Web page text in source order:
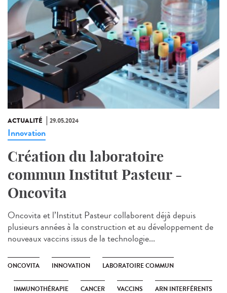
ACTUALITÉ 29.05.2024
Innovation
Création du laboratoire
commun Institut Pasteur -
Oncovita
Oncovita et l’Institut Pasteur collaborent déjà depuis
plusieurs années à la construction et au développement de
nouveaux vaccins issus de la technologie...
ONCOVITA INNOVATION LABORATOIRE COMMUN
IMMUNOTHÉRAPIE CANCER VACCINS ARN INTERFÉRENTS